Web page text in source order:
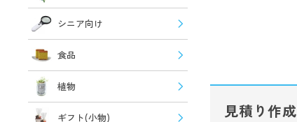
シニア向け
食品
植物
ギフト(小物) 見積り作成